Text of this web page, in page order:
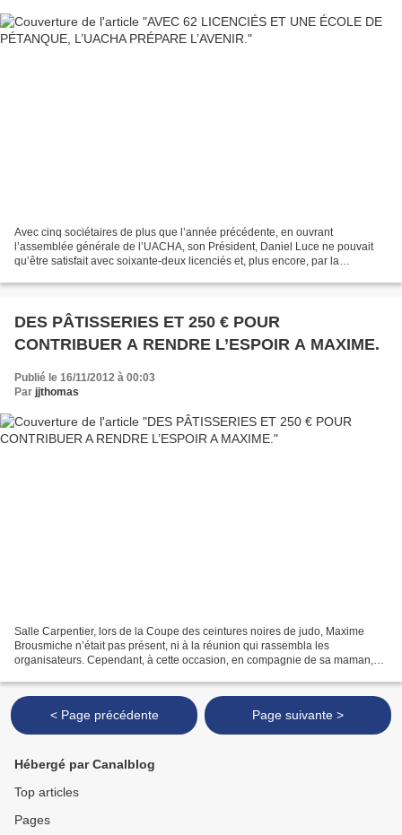
Avec cinq sociétaires de plus que l’année précédente, en ouvrant
l’assemblée générale de l’UACHA, son Président, Daniel Luce ne pouvait
qu’être satisfait avec soixante-deux licenciés et, plus encore, par la
DES PÂTISSERIES ET 250 € POUR
CONTRIBUER A RENDRE L’ESPOIR A MAXIME.
Publié le 16/11/2012 à 00:03
Par jjthomas
Salle Carpentier, lors de la Coupe des ceintures noires de judo, Maxime
Brousmiche n’était pas présent, ni à la réunion qui rassembla les
organisateurs. Cependant, à cette occasion, en compagnie de sa maman,
< Page précédente Page suivante >
Hébergé par Canalblog
Top articles
Pages